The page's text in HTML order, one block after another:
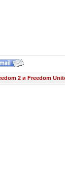
2 и Freedom